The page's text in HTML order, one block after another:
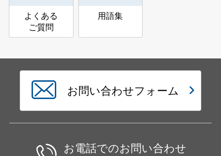
よくある
ご質問
用語集
お問い合わせフォーム
お電話でのお問い合わせ